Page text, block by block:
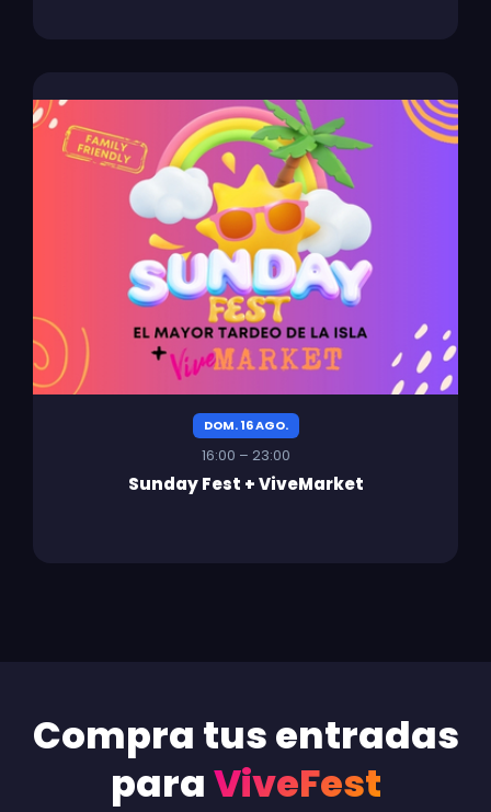
DOM. 16 AGO.
16:00 – 23:00
Sunday Fest + ViveMarket
Compra tus entradas
paraViveFest